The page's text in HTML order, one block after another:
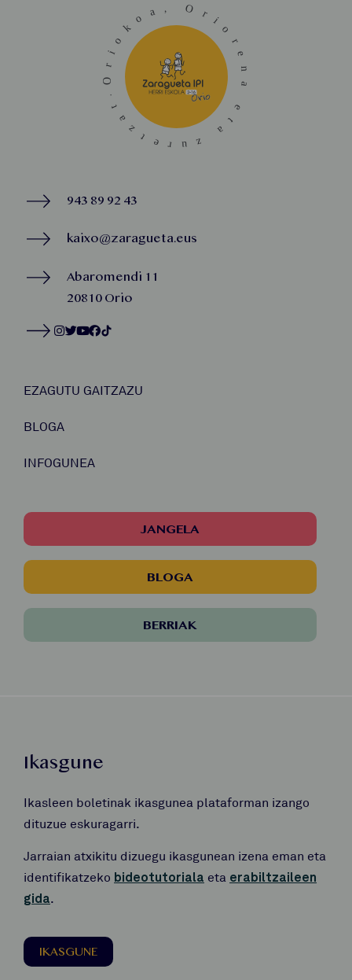
943 89 92 43
kaixo@zaragueta.eus
Abaromendi 11
20810 Orio
EZAGUTU GAITZAZU
BLOGA
INFOGUNEA
JANGELA
BLOGA
BERRIAK
Ikasgune
Ikasleen boletinak ikasgunea plataforman izango
dituzue eskuragarri.
Jarraian atxikitu dizuegu ikasgunean izena eman eta
identifikatzeko bideotutoriala eta erabiltzaileen
gida.
IKASGUNE